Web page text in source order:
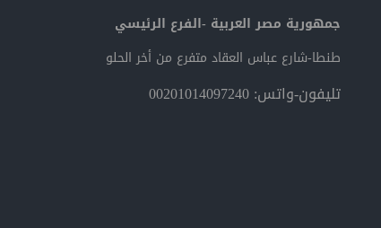
جمهورية مصر العربية -الفرع الرئيسي
طنطا-شارع عباس العقاد متفرع من أخر الحلو
تليفون-واتس: 00201014097240